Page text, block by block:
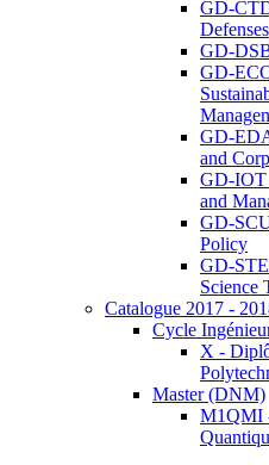
GD-
Defenses
GD-
GD-
GD-
and
GD-IOT
and
GD-
Policy
GD-
Science
Catalogue 2017 -
Cycle
X -
Master (DNM)
M1QMI